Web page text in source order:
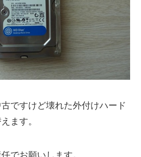
ですけど壊れた外付けハード
ます。
任でお願いします。